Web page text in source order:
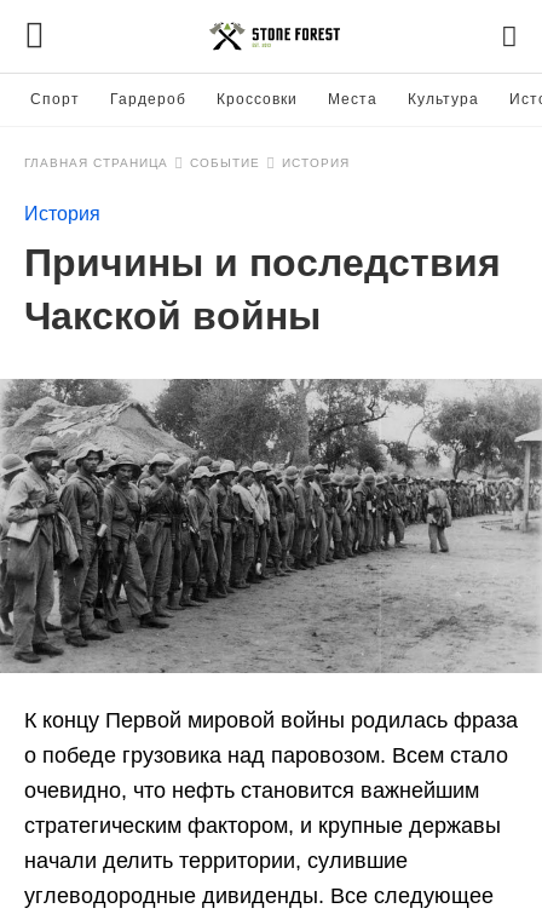
Спорт Гардероб Кроссовки Места Культура
ГЛАВНАЯ СТРАНИЦА СОБЫТИЕ ИСТОРИЯ
История
Причины и последствия
Чакской войны
К концу Первой мировой войны родилась фраза
о победе грузовика над паровозом. Всем стало
очевидно, что нефть становится важнейшим
стратегическим фактором, и крупные державы
начали делить территории, сулившие
углеводородные дивиденды. Все следующее